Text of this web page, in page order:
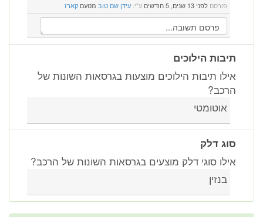
פורסם לפני 13 שנים, 5 חודשים ע"י: עידן שם טוב מטעם קארז
תיבות הילוכים
אילו תיבות הילוכים מוצעות בגרסאות השונות של
הרכב?
אוטומטי
סוג דלק
אילו סוגי דלק מוצעים בגרסאות השונות של הרכב?
בנזין